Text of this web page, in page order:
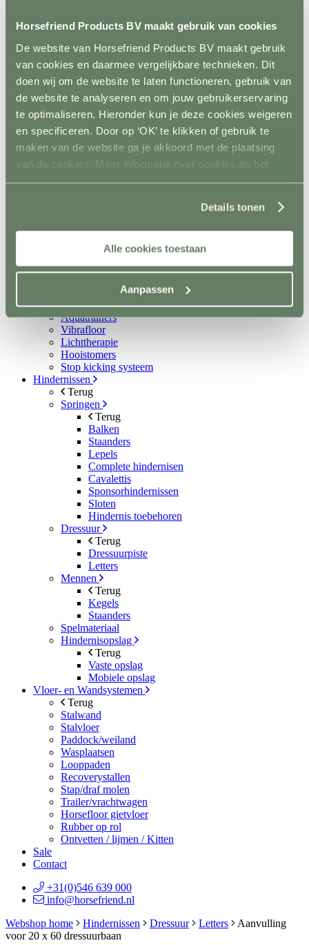
Horsefriend Products BV maakt gebruik van cookies
De website van Horsefriend Products BV maakt gebruik
van cookies en daarmee vergelijkbare technieken. Dit
doen wij om de website te laten functioneren, gebruik van
de website te analyseren en om jouw gebruikerservaring
te optimaliseren. Hieronder kun je deze cookies weigeren
en specificeren. Door op ‘OK’ te klikken of gebruik te
maken van de website ga je akkoord met de plaatsing
van de cookies. Meer informatie over cookies en het
gebruik van persoonsgegevens door Horsefriend
Details tonen
Alle cookies toestaan
Aanpassen
Drinkbakken en watervaten
Bodemverbetering
Terug
Bodem
Wandafwerking
Spiegels
Verlichting
Beregening
Bodembewerking
Opstijghulp
Terug
Terug
Stapmolens
Trainingsbanden
Supplementen en Voer
Dampmasker
Aquatrainers
Vibrafloor
Lichttherapie
Hooistomers
Stop kicking systeem
Hindernissen
Terug
Springen
Terug
Balken
Staanders
Lepels
Complete hindernisen
Cavalettis
Sponsorhindernissen
Sloten
Hindernis toebehoren
Dressuur
Terug
Dressuurpiste
Letters
Mennen
Terug
Kegels
Staanders
Spelmateriaal
Hindernisopslag
Terug
Vaste opslag
Mobiele opslag
Vloer- en Wandsystemen
Terug
Stalwand
Stalvloer
Paddock/weiland
Wasplaatsen
Looppaden
Recoverystallen
Stap/draf molen
Trailer/vrachtwagen
Horsefloor gietvloer
Rubber op rol
Ontvetten / lijmen / Kitten
Sale
Contact
+31(0)546 639 000
info@horsefriend.nl
Webshop home
Hindernissen Dressuur Letters
Aanvulling
voor 20 x 60 dressuurbaan